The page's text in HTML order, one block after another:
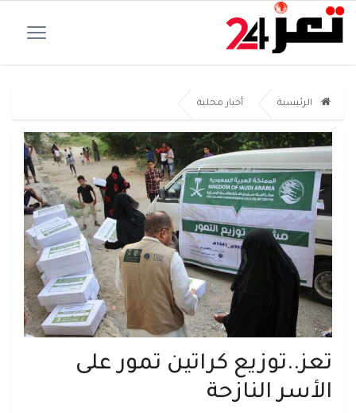
الرئيسية أخبار محلية
تعز..توزيع كراتين تمور على
الأسر النازحة